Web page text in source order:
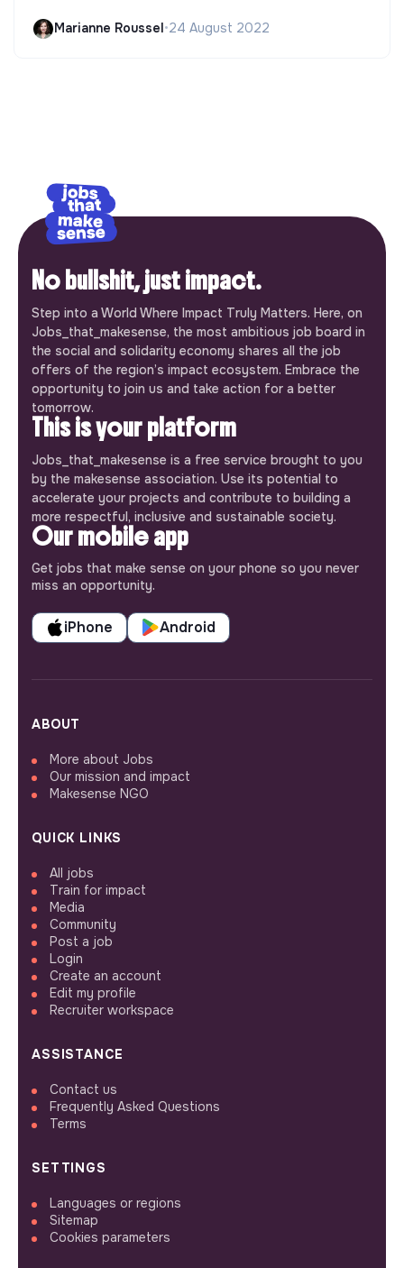
Marianne Roussel •24 August 2022
No bullshit, just impact.
Step into a World Where Impact Truly Matters. Here, on
Jobs_that_makesense, the most ambitious job board in
the social and solidarity economy shares all the job
offers of the region’s impact ecosystem. Embrace the
opportunity to join us and take action for a better
tomorrow.
This is your platform
Jobs_that_makesense is a free service brought to you
by the makesense association. Use its potential to
accelerate your projects and contribute to building a
more respectful, inclusive and sustainable society.
Our mobile app
Get jobs that make sense on your phone so you never
miss an opportunity.
iPhone Android
ABOUT
More about Jobs
Our mission and impact
Makesense NGO
QUICK LINKS
All jobs
Train for impact
Media
Community
Post a job
Login
Create an account
Edit my profile
Recruiter workspace
ASSISTANCE
Contact us
Frequently Asked Questions
Terms
SETTINGS
Languages or regions
Sitemap
Cookies parameters